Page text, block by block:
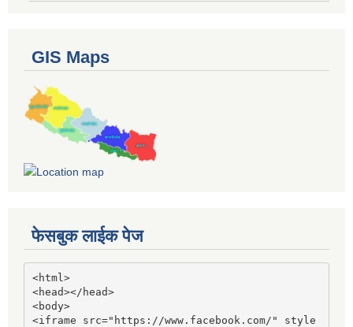
GIS Maps
फेसबुक लाईक पेज
<html>
<head></head>
<body>
<iframe src="https://www.facebook.com/" style